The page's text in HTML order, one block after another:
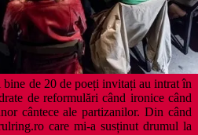
de 20 de poeți invitați au intrat în
de reformulări când ironice când
cântece ale partizanilor. Din când
care mi-a susținut drumul la